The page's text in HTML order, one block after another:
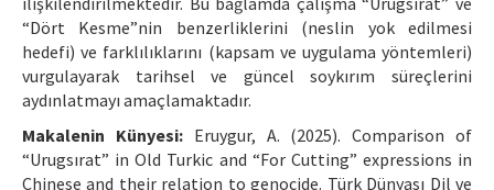
“Dört Kesme”nin benzerliklerini (neslin yok edilmesi
hedefi) ve farklılıklarını (kapsam ve uygulama yöntemleri)
vurgulayarak tarihsel ve güncel soykırım süreçlerini
aydınlatmayı amaçlamaktadır.
Makalenin Künyesi:Eruygur, A. (2025). Comparison of
“Urugsırat” in Old Turkic and “For Cutting” expressions in
Chinese and their relation to genocide. Türk Dünyası Dil ve